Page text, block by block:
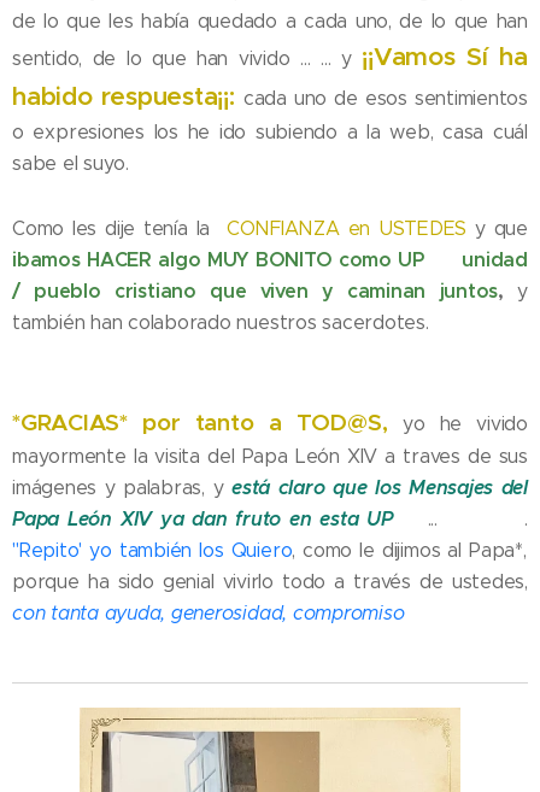
de lo que les había quedado a cada uno, de lo que han
sentido, de lo que han vivido ... ... y ¡¡Vamos Sí ha
habido respuesta¡¡: cada uno de esos sentimientos
o expresiones los he ido subiendo a la web, casa cuál
sabe el suyo.
Como les dije tenía la CONFIANZA en USTEDES y que
ibamos HACER algo MUY BONITO como UP 💛 unidad
/ pueblo cristiano que viven y caminan juntos, y
también han colaborado nuestros sacerdotes.
*GRACIAS* por tanto a TOD@S, yo he vivido
mayormente la visita del Papa León XIV a traves de sus
imágenes y palabras, yestá claro que los Mensajes del
Papa León XIV ya dan fruto en esta UP
💚... 🤍💛💙.
"Repito' yo también los Quiero, como le dijimos al Papa*,
porque ha sido genial vivirlo todo a través de ustedes,
con tanta ayuda, generosidad, compromiso